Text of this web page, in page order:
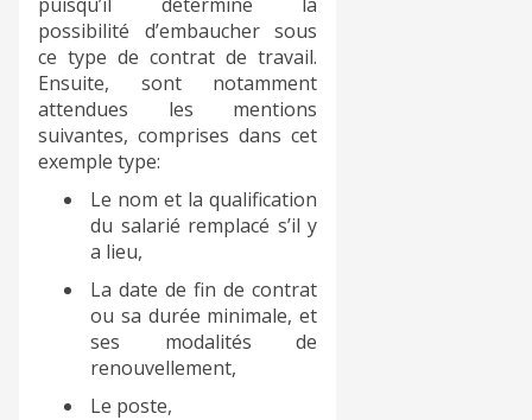
possibilité d’embaucher sous
ce type de contrat de travail.
Ensuite, sont notamment
attendues les mentions
suivantes, comprises dans cet
exemple type:
Le nom et la qualification
du salarié remplacé s’il y
a lieu,
La date de fin de contrat
ou sa durée minimale, et
ses modalités de
renouvellement,
Le poste,